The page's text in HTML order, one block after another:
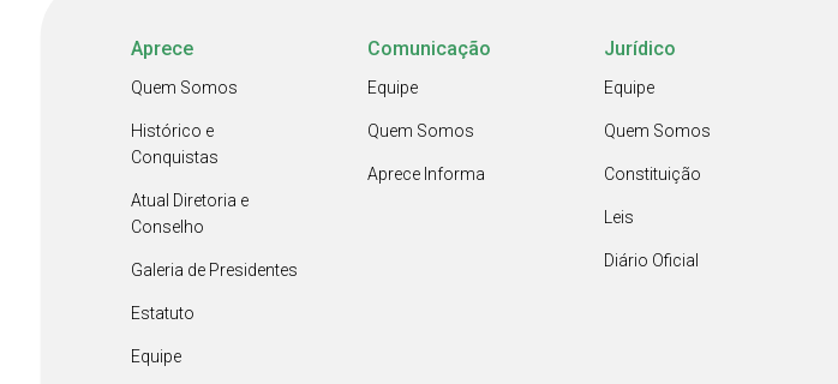
Aprece
Quem Somos
Histórico e
Conquistas
Atual Diretoria e
Conselho
Galeria de Presidentes
Estatuto
Equipe
Comunicação
Equipe
Quem Somos
Aprece Informa
Jurídico
Equipe
Quem Somos
Constituição
Leis
Diário Oficial